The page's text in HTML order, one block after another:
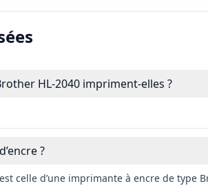
HL-2040 impriment-elles ?
?
celle d’une imprimante à encre de type